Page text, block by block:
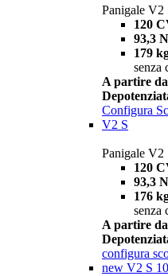
Panigale V2
120
93,3
179
senza
A partire
Configura
V2 S
Panigale V2
120
93,3
176
senza
A partire
configura
new V2 S